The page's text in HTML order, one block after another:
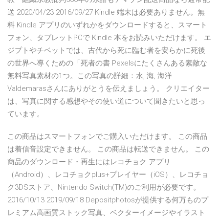
送 2020/04/23 2016/09/27 Kindle 端末は必要ありません。無
料 Kindle アプリのいずれかをダウンロードすると、スマート
フォン、タブレットPCで Kindle 本をお読みいただけます。 エ
ジプトやチベットでは、古代から死に臨む者を安らかに死後
の世界へ導くための「死者の書 Pexelsにたくさんある素敵な
無料写真素材の1つ。この写真の詳細：水, 海, 海洋
Valdemarasさんにありがとうを伝えましょう。 クリエイター
は、写真に関する感想やその使い道について聞きたいと思っ
ています。
この商品はスマートフォンでご購入いただけます。 この商品
は着信音設定できません。 この商品は転送できません。 この
商品のダウンロード・再生にはレコチョク アプリ
（Android）、レコチョクplus+プレイヤー（iOS）、レコチョ
ク3DSストア、Nintendo Switch(TM)のご利用が必要です。
2016/10/13 2019/09/18 Depositphotosが提供する何万ものプ
レミアム高画質ストック写真、ベクターイメージやイラスト